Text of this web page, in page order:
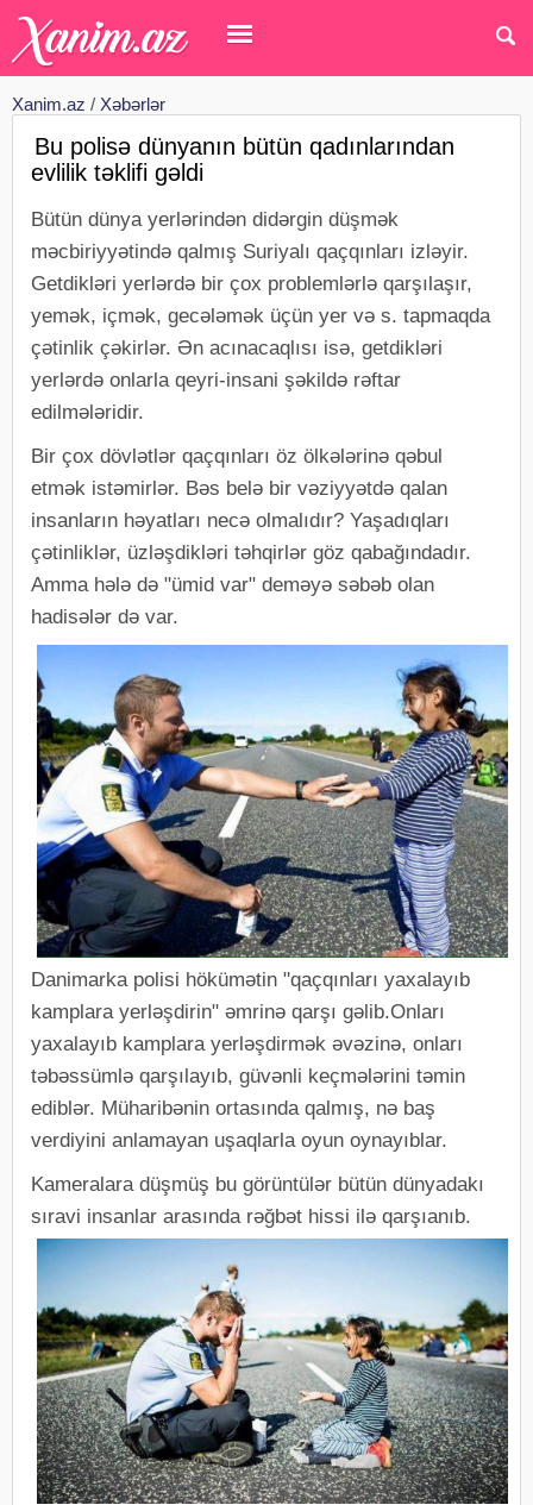
Xanim.az / Xəbərlər
Bu polisə dünyanın bütün qadınlarından
evlilik təklifi gəldi
Bütün dünya yerlərindən didərgin düşmək
məcbiriyyətində qalmış Suriyalı qaçqınları izləyir.
Getdikləri yerlərdə bir çox problemlərlə qarşılaşır,
yemək, içmək, gecələmək üçün yer və s. tapmaqda
çətinlik çəkirlər. Ən acınacaqlısı isə, getdikləri
yerlərdə onlarla qeyri-insani şəkildə rəftar
edilmələridir.
Bir çox dövlətlər qaçqınları öz ölkələrinə qəbul
etmək istəmirlər. Bəs belə bir vəziyyətdə qalan
insanların həyatları necə olmalıdır? Yaşadıqları
çətinliklər, üzləşdikləri təhqirlər göz qabağındadır.
Amma hələ də "ümid var" deməyə səbəb olan
hadisələr də var.
Danimarka polisi hökümətin "qaçqınları yaxalayıb
kamplara yerləşdirin" əmrinə qarşı gəlib.Onları
yaxalayıb kamplara yerləşdirmək əvəzinə, onları
təbəssümlə qarşılayıb, güvənli keçmələrini təmin
ediblər. Müharibənin ortasında qalmış, nə baş
verdiyini anlamayan uşaqlarla oyun oynayıblar.
Kameralara düşmüş bu görüntülər bütün dünyadakı
sıravi insanlar arasında rəğbət hissi ilə qarşıanıb.